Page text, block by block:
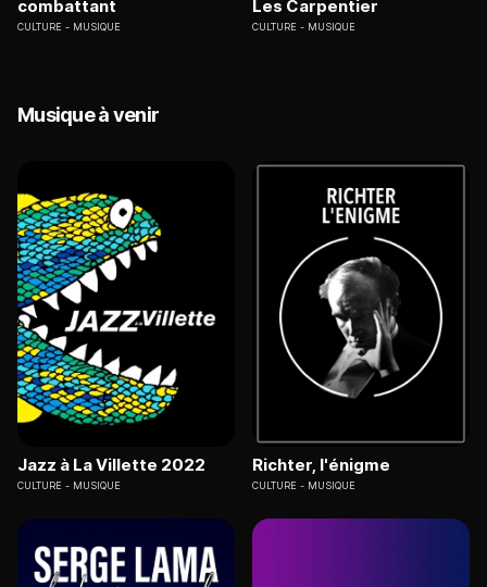
combattant
CULTURE MUSIQUE
Les Carpentier
CULTURE MUSIQUE
Musique à venir
Jazz à La Villette 2022
CULTURE MUSIQUE
Richter, l'énigme
CULTURE MUSIQUE